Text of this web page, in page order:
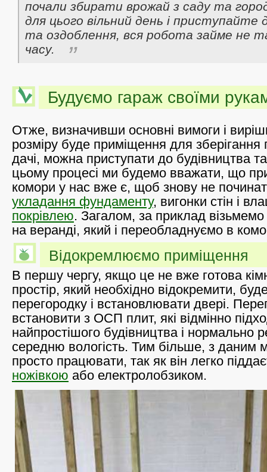
почали збирати врожай з саду та
для цього вільний день і приступайте
та оздоблення, вся робота займе не
часу.
Будуємо гараж своїми
Отже, визначивши основні вимоги і
розміру буде приміщення для зберігання
дачі, можна приступати до будівництва
цьому процесі ми будемо вважати, що
комори у нас вже є, щоб знову не
укладання фундаменту, вигонки стін і
покрівлею. Загалом, за приклад
на веранді, який і переобладнуємо в
Відокремлюємо приміщення
В першу чергу, якщо це не вже готова
простір, який необхідно відокремити,
перегородку і встановлювати двері.
встановити з ОСП плит, які відмінно
найпростішого будівництва і нормально
середню вологість. Тим більше, з даним
просто працювати, так як він легко
ножівкою або електролобзиком.